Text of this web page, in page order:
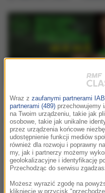
vi. fmf idea festiwalu
Mobilny FMF
Dla wszystkich
filmowej i tych, którzy nie
doczekać się
spotkań w ramach FMF-
Muzyki Filmowej w
Wraz z zaufanymi partnerami
partnerami (489) przechowujemy
na Twoim urządzeniu, takie jak
osobowe, takie jak unikalne
przez urządzenia końcowe
udostępnienie funkcji mediów
również dla rozwoju i poprawny
my, jak i partnerzy możemy
geolokalizacyjne i identyfikację
Przechodząc do serwisu
Możesz wyrazić zgodę na
kliknięcie w przycisk